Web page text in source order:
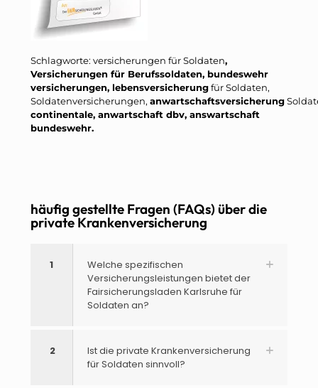
Schlagworte: versicherungen für Soldaten,
Versicherungen für Berufssoldaten, bundeswehr
versicherungen, lebensversicherungfür Soldaten,
Soldatenversicherungen, anwartschaftsversicherung
continentale, anwartschaft dbv, answartschaft
bundeswehr.
häufig gestellte Fragen (FAQs) über die
private Krankenversicherung
1
Welche spezifischen
Versicherungsleistungen bietet der
Fairsicherungsladen Karlsruhe für
Soldaten an?
2
Ist die private Krankenversicherung
für Soldaten sinnvoll?